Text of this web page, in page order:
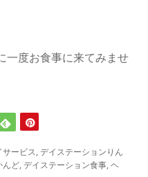
一度お食事に来てみませ
サービス,デイステーションりん
んど,デイステーション食事,ヘ